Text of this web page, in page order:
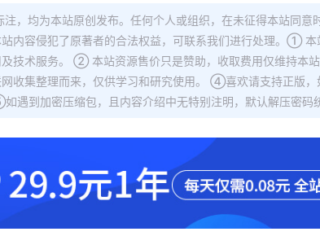
，均为本站原创发布。任何个人或组织，在未征得本站同
内容侵犯了原著者的合法权益，可联系我们进行处理。①
技术服务。 ② 本站资源售价只是赞助，收取费用仅维持本
收集整理而来，仅供学习和研究使用。 ④喜欢请支持正版
遇到加密压缩包，且内容介绍中无特别注明，默认解压密